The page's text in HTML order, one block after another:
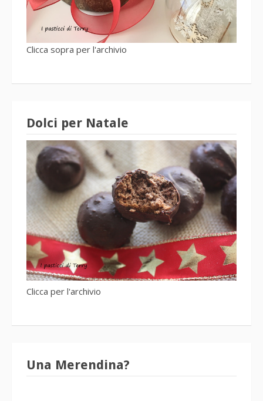
Clicca sopra per l'archivio
Dolci per Natale
Clicca per l'archivio
Una Merendina?